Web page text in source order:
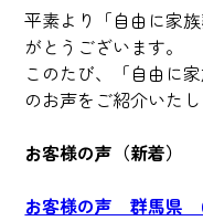
平素より「自由に家
がとうございます。
このたび、「自由に
のお声をご紹介いたし
お客様の声（新着）
お客様の声 群馬県